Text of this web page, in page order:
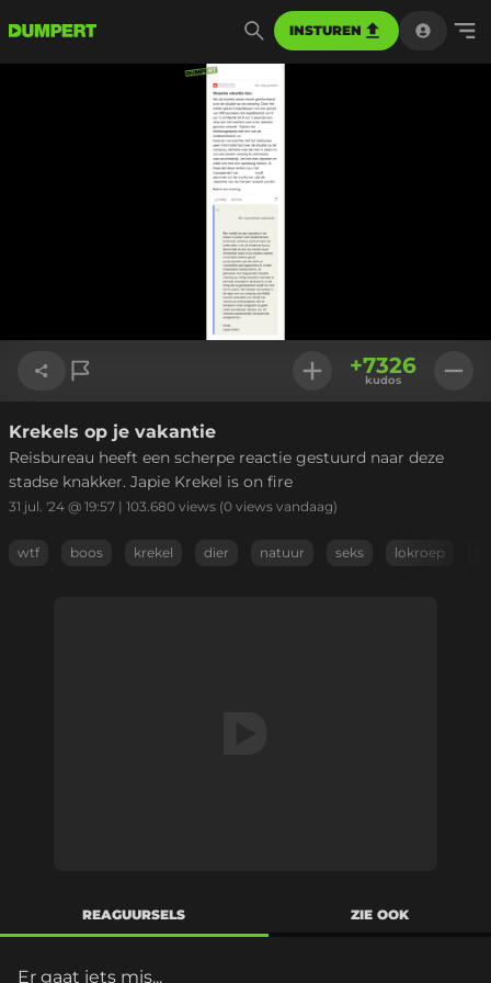
INSTUREN
Link kopiëren
+7326
kudos
Krekels op je vakantie
Reisbureau heeft een scherpe reactie gestuurd naar deze
stadse knakker. Japie Krekel is on fire
31 jul. '24 @ 19:57 | 103.680 views (0 views vandaag)
wtf boos krekel dier natuur seks lokroep
REAGUURSELS ZIE OOK
Er gaat iets mis...